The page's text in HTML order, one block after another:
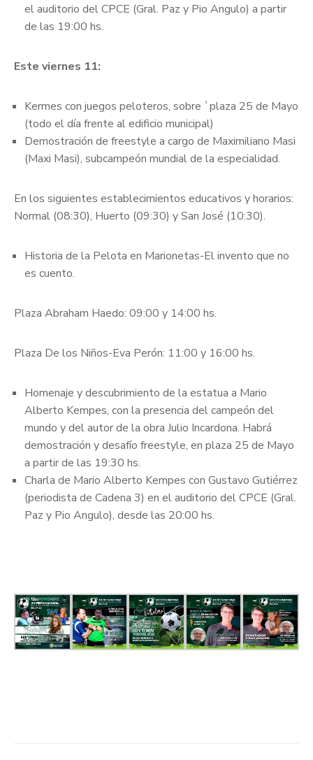
el auditorio del CPCE (Gral. Paz y Pio Angulo) a partir
de las 19:00 hs.
Este viernes 11:
Kermes con juegos peloteros, sobre `plaza 25 de Mayo
(todo el día frente al edificio municipal)
Demostración de freestyle a cargo de Maximiliano Masi
(Maxi Masi), subcampeón mundial de la especialidad.
En los siguientes establecimientos educativos y horarios:
Normal (08:30), Huerto (09:30) y San José (10:30).
Historia de la Pelota en Marionetas-El invento que no
es cuento.
Plaza Abraham Haedo: 09:00 y 14:00 hs.
Plaza De los Niños-Eva Perón: 11:00 y 16:00 hs.
Homenaje y descubrimiento de la estatua a Mario
Alberto Kempes, con la presencia del campeón del
mundo y del autor de la obra Julio Incardona. Habrá
demostración y desafío freestyle, en plaza 25 de Mayo
a partir de las 19:30 hs.
Charla de Mario Alberto Kempes con Gustavo Gutiérrez
(periodista de Cadena 3) en el auditorio del CPCE (Gral.
Paz y Pio Angulo), desde las 20:00 hs.